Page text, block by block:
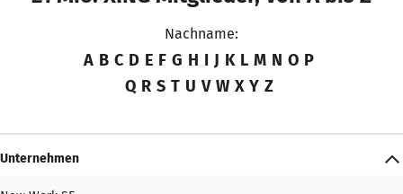
Nachname:
A B C D E F G H I J K L M N O P
Q R S T U V W X Y Z
Unternehmen